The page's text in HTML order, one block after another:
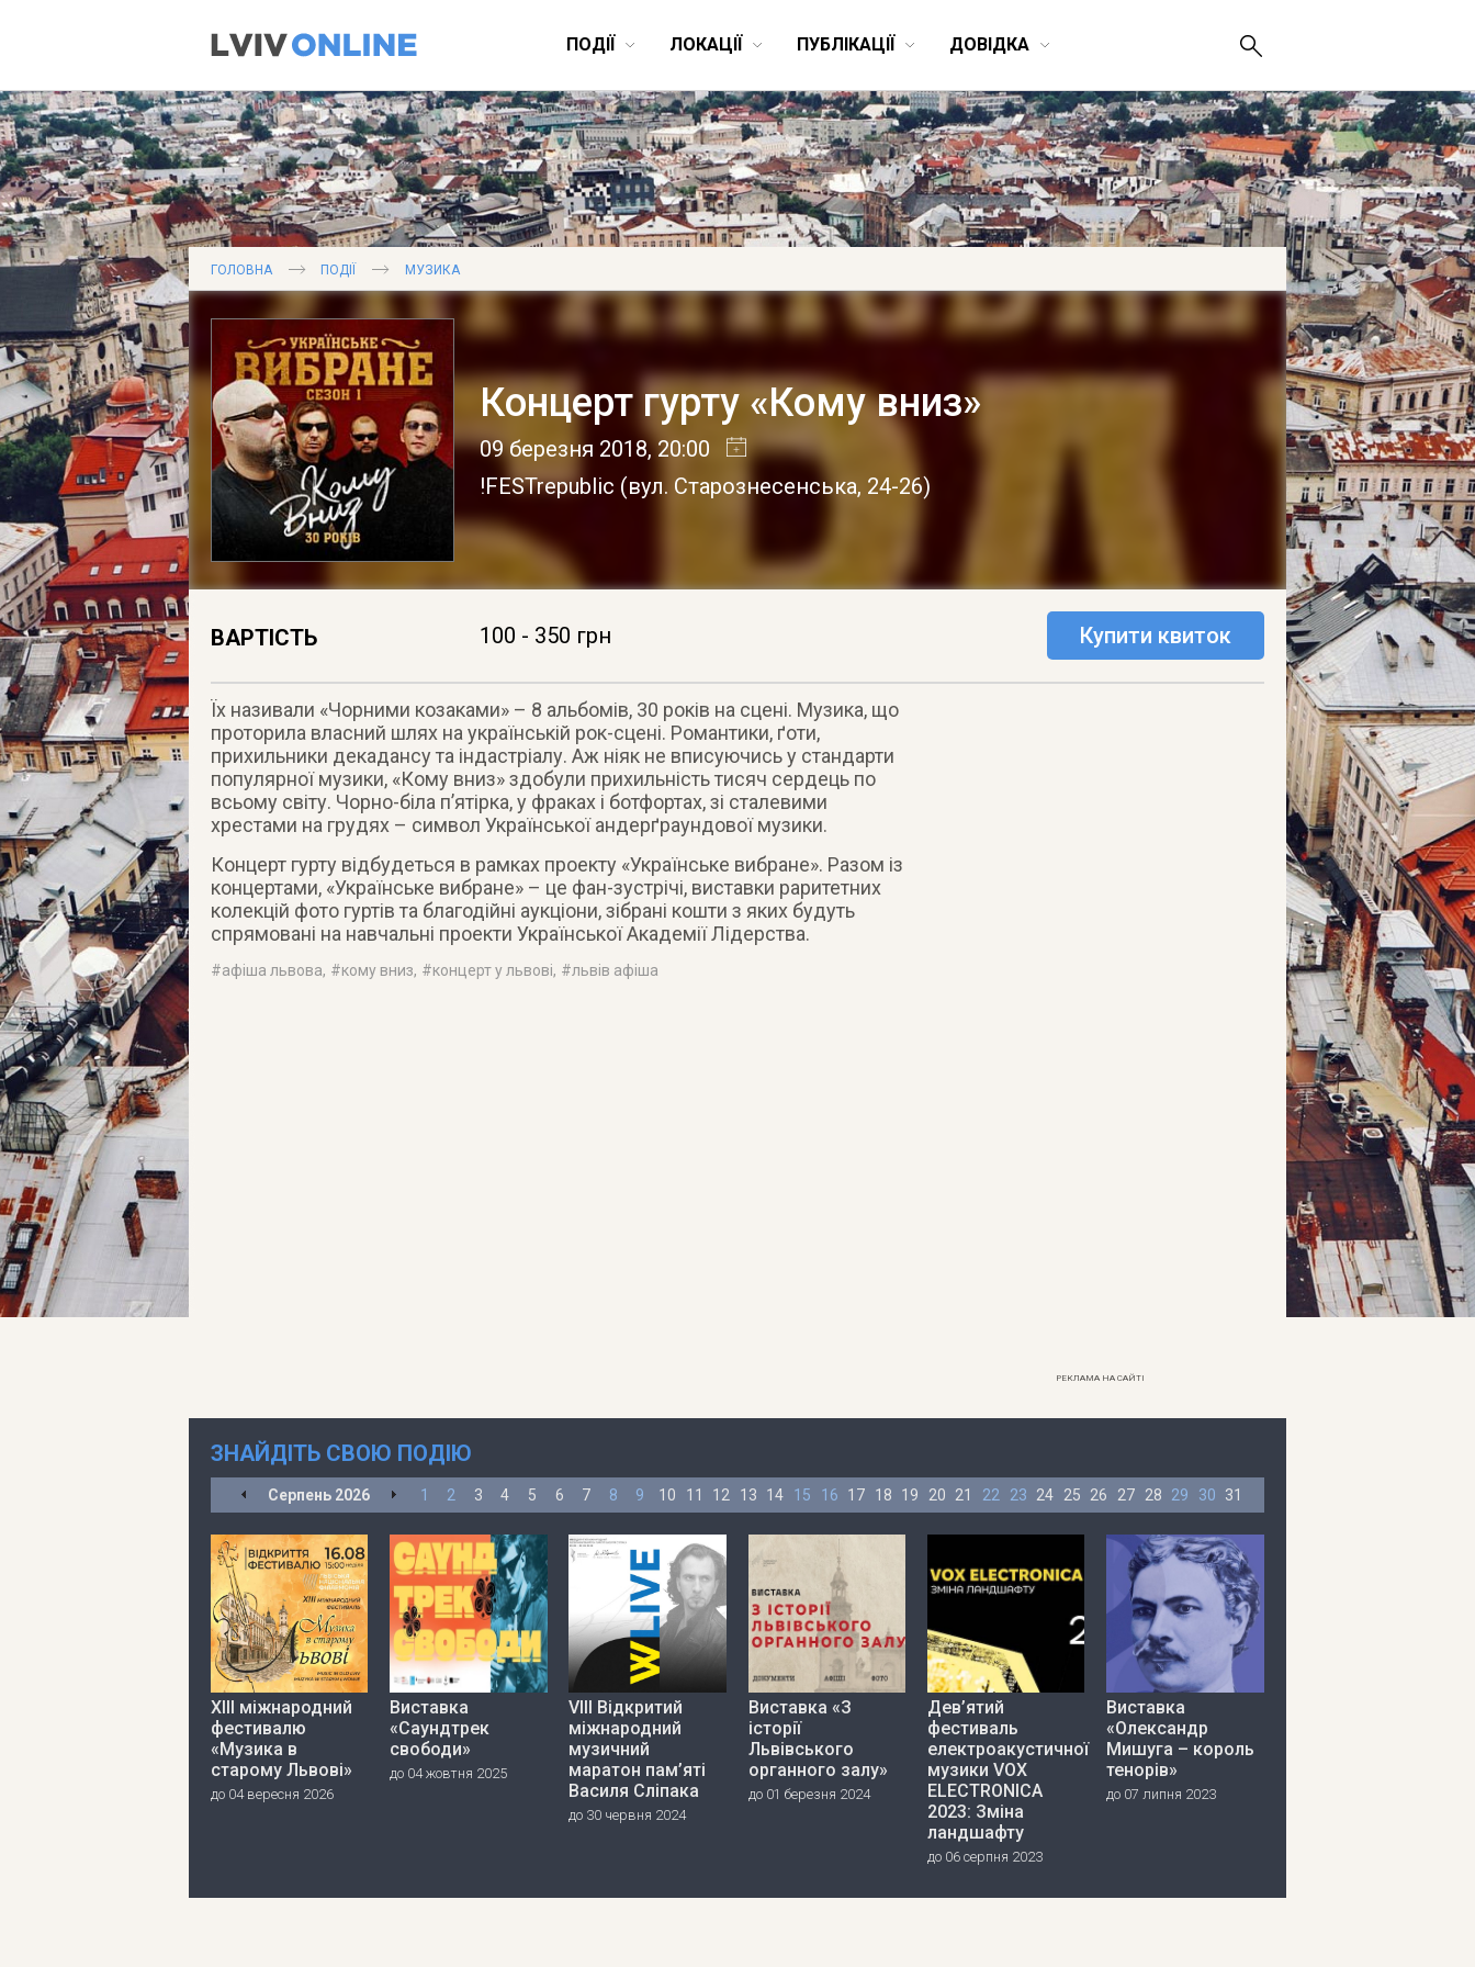
ПОДІЇ ЛОКАЦІЇ ПУБЛІКАЦІЇ ДОВІДКА
ГОЛОВНА ПОДІЇ МУЗИКА
Концерт гурту «Кому вниз»
09 березня 2018, 20:00
!FESTrepublic (вул. Старознесенська, 24-26)
ВАРТІСТЬ 100 - 350 грн Купити квиток
Їх називали «Чорними козаками» – 8 альбомів, 30 років на сцені. Музика, що
проторила власний шлях на українській рок-сцені. Романтики, ґоти,
прихильники декадансу та індастріалу. Аж ніяк не вписуючись у стандарти
популярної музики, «Кому вниз» здобули прихильність тисяч сердець по
всьому світу. Чорно-біла п’ятірка, у фраках і ботфортах, зі сталевими
хрестами на грудях – символ Української андерґраундової музики.
Концерт гурту відбудеться в рамках проекту «Українське вибране». Разом із
концертами, «Українське вибране» – це фан-зустрічі, виставки раритетних
колекцій фото гуртів та благодійні аукціони, зібрані кошти з яких будуть
спрямовані на навчальні проекти Української Академії Лідерства.
#афіша львова, #кому вниз, #концерт у львові, #львів афіша
РЕКЛАМА НА САЙТІ
ЗНАЙДІТЬ СВОЮ ПОДІЮ
Серпень 2026 1 2 3 4 5 6 7 8 9 10 11 12 13 14 15 16 17 18 19 20 21 22 23 24 25 26 27 28 29 30 31
ХІІІ міжнародний
фестивалю
«Музика в
старому Львові»
до 04 вересня 2026
Виставка
«Саундтрек
свободи»
до 04 жовтня 2025
VIII Відкритий
міжнародний
музичний
маратон пам’яті
Василя Сліпака
до 30 червня 2024
Виставка «З
історії
Львівського
органного залу»
до 01 березня 2024
Дев’ятий
фестиваль
електроакустичної
музики VOX
ELECTRONICA
2023: Зміна
ландшафту
до 06 серпня 2023
Виставка
«Олександр
Мишуга – король
тенорів»
до 07 липня 2023